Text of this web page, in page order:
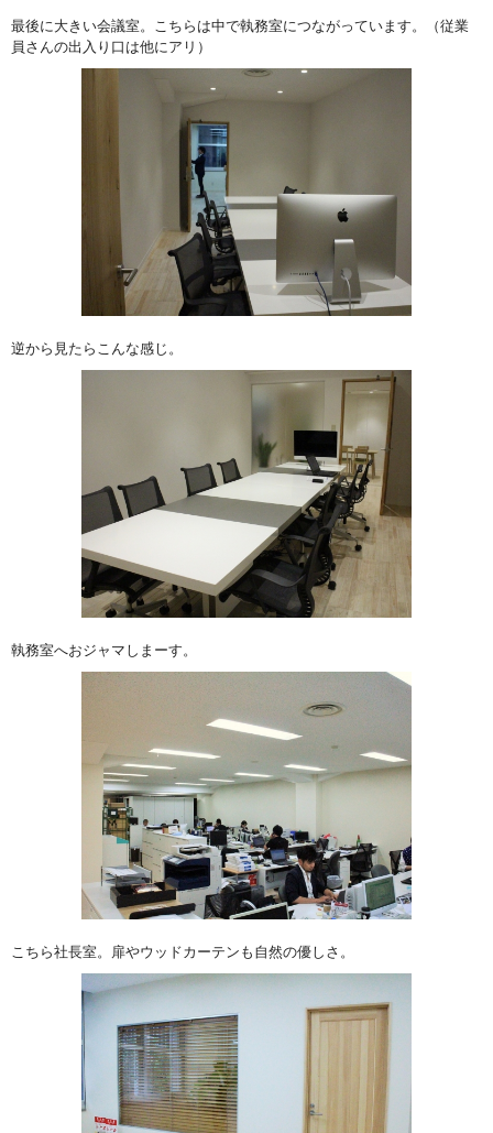
最後に大きい会議室。こちらは中で執務室につながっています。（従業
員さんの出入り口は他にアリ）
逆から見たらこんな感じ。
執務室へおジャマしまーす。
こちら社長室。扉やウッドカーテンも自然の優しさ。